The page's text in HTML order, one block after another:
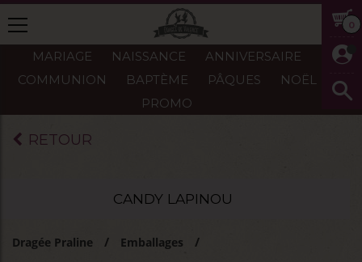
0
MARIAGE NAISSANCE
ANNIVERSAIRE
COMMUNION
BAPTÈME PÂQUES
NOËL
PROMO
RETOUR
CANDY LAPINOU
Dragée Praline Emballages